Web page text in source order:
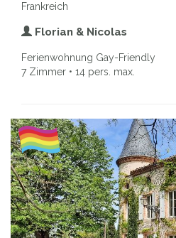
Frankreich
Florian & Nicolas
Ferienwohnung Gay-Friendly
7 Zimmer • 14 pers. max.